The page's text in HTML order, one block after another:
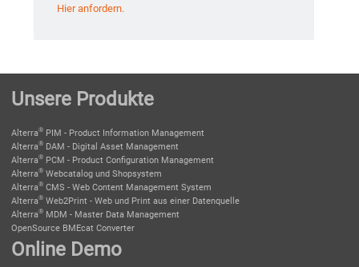
Hier anfordern.
Unsere Produkte
Alterra® PIM - Product Information Management
Alterra® DAM - Digital Asset Management
Alterra® PCM - Product Configuration Management
Alterra® Webcatalog und Shopsystem
Alterra® CMS - Web Content Management System
Alterra® Web2Print - Web und Print aus einer Datenquelle
Alterra® MDM - Master Data Management
OpenSource BMEcat Converter
Online Demo